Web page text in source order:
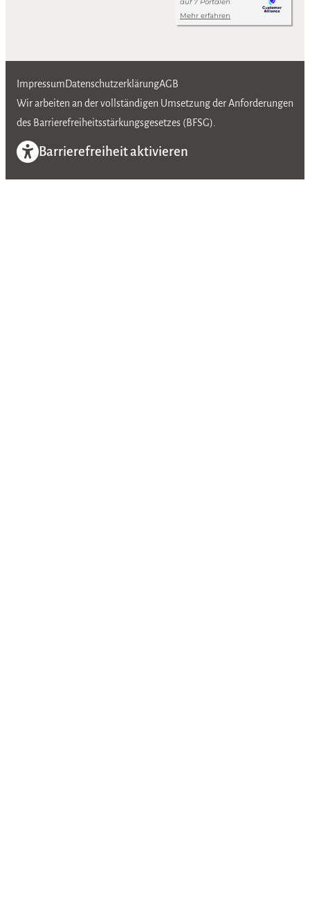
ImpressumDatenschutzerklärungAGB
Wir arbeiten an der vollständigen Umsetzung der Anforderungen
des Barrierefreiheitsstärkungsgesetzes (BFSG).
Barrierefreiheit aktivieren